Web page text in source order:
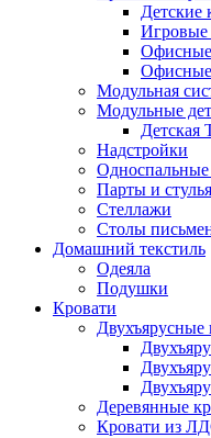
Детские
Игровые
Офисные
Офисные
Модульная
Модульные
Детская
Надстройки
Односпальные
Парты и стулья
Стеллажи
Столы
Домашний текстиль
Одеяла
Подушки
Кровати
Двухъярусные
Деревянные
Кровати из